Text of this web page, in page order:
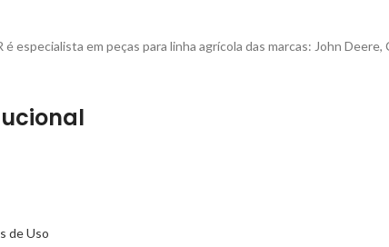
é especialista em peças para linha agrícola das marcas: John
de Uso